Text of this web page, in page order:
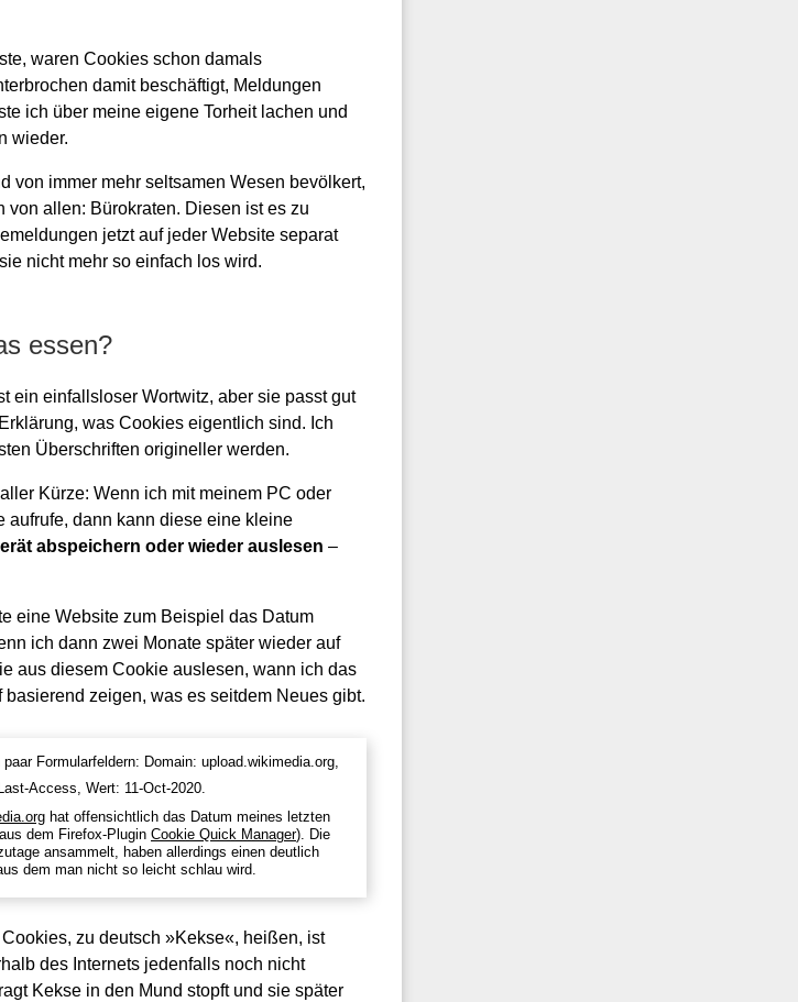
waren Cookies schon damals
damit beschäftigt, Meldungen
ich über meine eigene Torheit lachen und
wieder.
von immer mehr seltsamen Wesen bevölkert,
von allen: Bürokraten. Diesen ist es zu
jetzt auf jeder Website separat
nicht mehr so einfach los wird.
essen?
ein einfallsloser Wortwitz, aber sie passt gut
was Cookies eigentlich sind. Ich
Überschriften origineller werden.
Kürze: Wenn ich mit meinem PC oder
aufrufe, dann kann diese eine kleine
abspeichern oder wieder auslesen –
eine Website zum Beispiel das Datum
ich dann zwei Monate später wieder auf
aus diesem Cookie auslesen, wann ich das
basierend zeigen, was es seitdem Neues gibt.
hat offensichtlich das Datum meines letzten
dem Firefox-Plugin Cookie Quick Manager). Die
ansammelt, haben allerdings einen deutlich
dem man nicht so leicht schlau wird.
zu deutsch »Kekse«, heißen, ist
des Internets jedenfalls noch nicht
Kekse in den Mund stopft und sie später